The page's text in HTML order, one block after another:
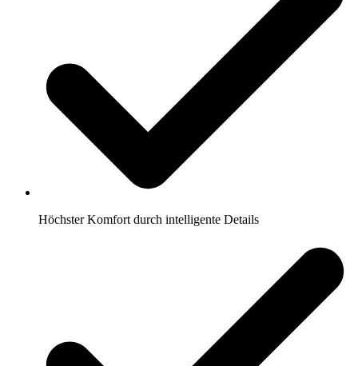
Höchster Komfort durch intelligente Details